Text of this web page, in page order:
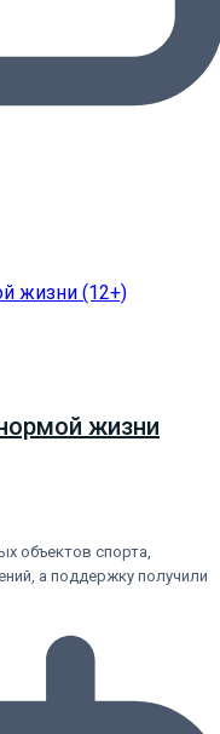
жизни
объектов спорта,
а поддержку получили